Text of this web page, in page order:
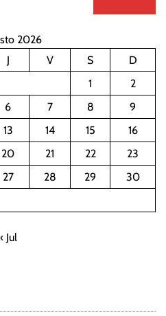
2026
J V S
D
1
2
6 7 8
9
13 14 15
16
20 21 22
23
27 28 29
30
Jul